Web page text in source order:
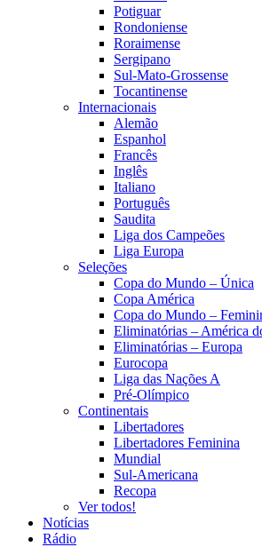
Potiguar
Rondoniense
Roraimense
Sergipano
Sul-Mato-Grossense
Tocantinense
Internacionais
Alemão
Espanhol
Francês
Inglês
Italiano
Português
Saudita
Liga dos Campeões
Liga Europa
Seleções
Copa do Mundo – Única
Copa América
Copa do Mundo –
Eliminatórias – América
Eliminatórias – Europa
Eurocopa
Liga das Nações A
Pré-Olímpico
Continentais
Libertadores
Libertadores Feminina
Mundial
Sul-Americana
Recopa
Ver todos!
Notícias
Rádio